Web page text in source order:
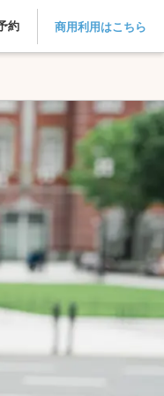
約 商用利用はこちら